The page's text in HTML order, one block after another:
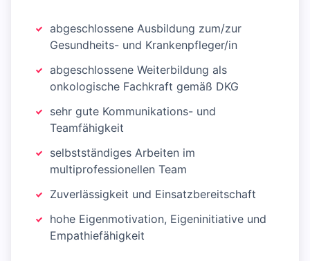
abgeschlossene Ausbildung zum/zur
Gesundheits- und Krankenpfleger/in
abgeschlossene Weiterbildung als
onkologische Fachkraft gemäß DKG
sehr gute Kommunikations- und
Teamfähigkeit
selbstständiges Arbeiten im
multiprofessionellen Team
Zuverlässigkeit und Einsatzbereitschaft
hohe Eigenmotivation, Eigeninitiative und
Empathiefähigkeit